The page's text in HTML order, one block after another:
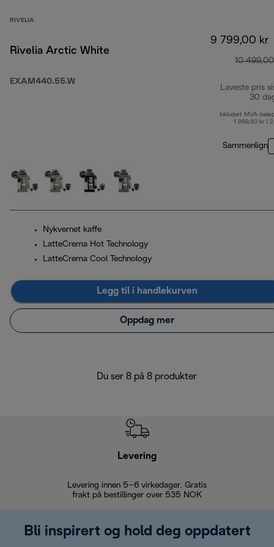
RIVELIA
Rivelia Arctic White
EXAM440.55.W
9 799,00 kr
10
Laveste pris
30
Inkludert MVA-
1 959,80 kr (
Sammenlign
Nykvernet kaffe
LatteCrema Hot Technology
LatteCrema Cool Technology
Legg til i handlekurven
Oppdag mer
Du ser 8 på 8 produkter
Levering
Levering innen 5–6 virkedager. Gratis
frakt på bestillinger over 535 NOK
Bli inspirert og hold deg oppdatert